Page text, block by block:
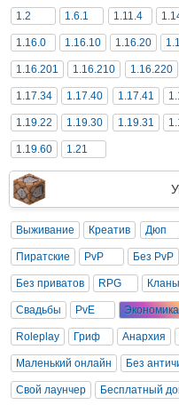
1.2 1.6.1 1.11.4
1.16.0 1.16.10 1.16.20
1.16.201 1.16.210 1.16.220
1.17.34 1.17.40 1.17.41
1.19.22 1.19.30 1.19.31
1.19.60 1.21
Выживание Креатив Дюп
Пиратские PvP Без PvP
Без приватов RPG Кланы
Свадьбы PvE Экономика
Roleplay Гриф Анархия
Маленький онлайн Без
Свой лаунчер Бесплатный